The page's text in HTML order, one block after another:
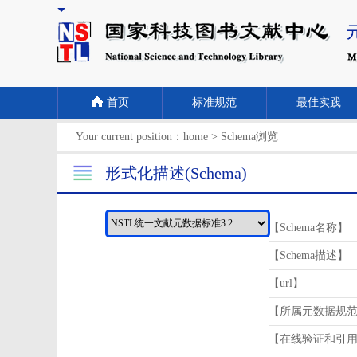
首页 标准规范 最佳实践
Your current position： home > Schema浏览
形式化描述(Schema)
【Schema名称】
【Schema描述】
【url】
【所属元数据规
【在线验证和引